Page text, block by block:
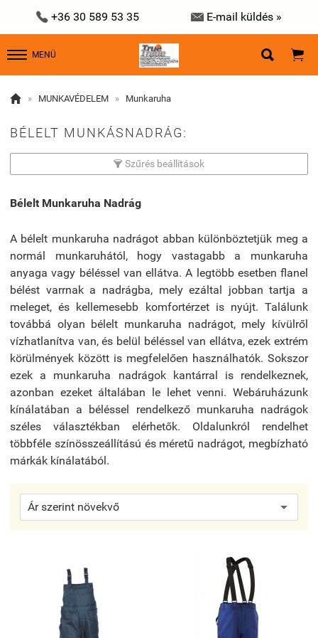
 +36 30 589 53 35  E-mail küldés »
MENÜ  
 » MUNKAVÉDELEM » Munkaruha
BÉLELT MUNKÁSNADRÁG:
 Szűrés beállítások
Bélelt Munkaruha Nadrág
A bélelt munkaruha nadrágot abban különböztetjük meg a
normál munkaruhától, hogy vastagabb a munkaruha
anyaga vagy béléssel van ellátva. A legtöbb esetben flanel
bélést varrnak a nadrágba, mely ezáltal jobban tartja a
meleget, és kellemesebb komfortérzet is nyújt. Találunk
továbbá olyan bélelt munkaruha nadrágot, mely kívülről
vízhatlanítva van, és belül béléssel van ellátva, ezek extrém
körülmények között is megfelelően használhatók. Sokszor
ezek a munkaruha nadrágok kantárral is rendelkeznek,
azonban ezeket általában le lehet venni. Webáruházunk
kínálatában a béléssel rendelkező munkaruha nadrágok
széles választékban elérhetők. Oldalunkról rendelhet
többféle színösszeállítású és méretű nadrágot, megbízható
márkák kínálatából.